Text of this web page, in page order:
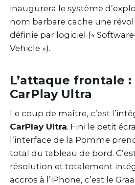
inaugurera le système
nom barbare cache une
définie par logiciel («
Vehicle »).
L’attaque frontale
CarPlay Ultra
Le coup de maître, c’est
CarPlay Ultra. Fini le petit
l’interface de la Pomme
total du tableau de bord.
résolution et totalement
accros à l’iPhone, c’est le